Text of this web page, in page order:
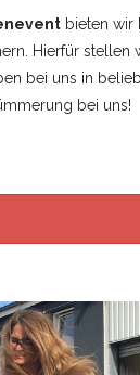
bieten wir
Hierfür stellen
bei uns in
bei uns!